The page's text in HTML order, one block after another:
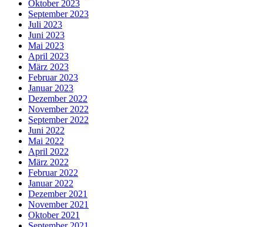
Oktober 2023
September 2023
Juli 2023
Juni 2023
Mai 2023
April 2023
März 2023
Februar 2023
Januar 2023
Dezember 2022
November 2022
September 2022
Juni 2022
Mai 2022
April 2022
März 2022
Februar 2022
Januar 2022
Dezember 2021
November 2021
Oktober 2021